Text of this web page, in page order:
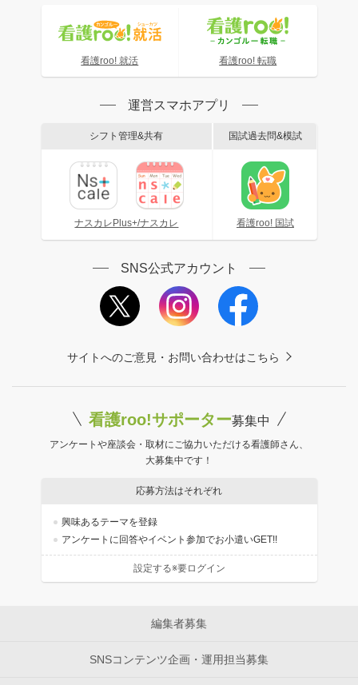
看護roo! 就活 看護roo! 転職
運営スマホアプリ
シフト管理&共有
ナスカレPlus+/ナスカレ
国試過去問&模試
看護roo! 国試
SNS公式アカウント
サイトへのご意見・お問い合わせはこちら
看護roo!サポーター募集中
アンケートや座談会・取材にご協力いただける看護師さん、
大募集中です！
応募方法はそれぞれ
興味あるテーマを登録
アンケートに回答やイベント参加でお小遣いGET!!
設定する※要ログイン
編集者募集
SNSコンテンツ企画・運用担当募集